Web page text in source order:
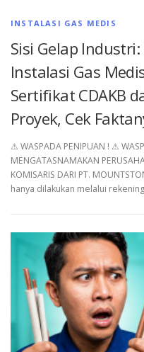
INSTALASI GAS MEDIS
Sisi Gelap
Instalasi Gas
Sertifikat CDAKB
Proyek, Cek
⚠︎ WASPADA PENIPUAN ! ⚠︎
MENGATASNAMAKAN
KOMISARIS DARI PT.
hanya dilakukan melalui